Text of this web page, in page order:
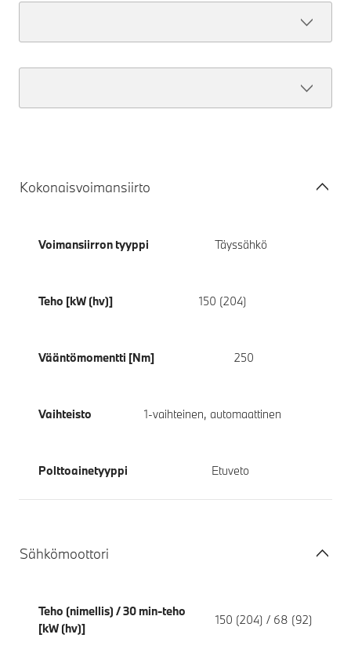
Kokonaisvoimansiirto
Voimansiirron tyyppi Täyssähkö
Teho [kW (hv)] 150 (204)
Vääntömomentti [Nm] 250
Vaihteisto 1-vaihteinen, automaattinen
Polttoainetyyppi Etuveto
Sähkömoottori
Teho (nimellis) / 30 min-teho
[kW (hv)]
150 (204) / 68 (92)